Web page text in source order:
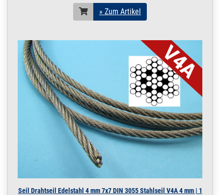
» Zum Artikel
Seil Drahtseil Edelstahl 4 mm 7x7 DIN 3055 Stahlseil V4A 4 mm | 1